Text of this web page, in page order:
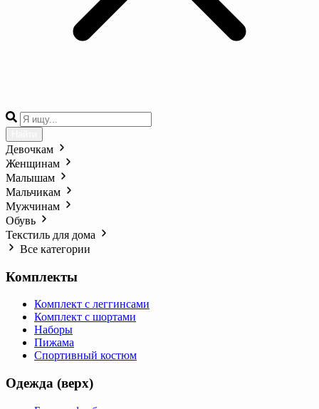
Девочкам
Женщинам
Малышам
Мальчикам
Мужчинам
Обувь
Текстиль для дома
Все категории
Комплекты
Комплект с леггинсами
Комплект с шортами
Наборы
Пижама
Спортивный костюм
Одежда (верх)